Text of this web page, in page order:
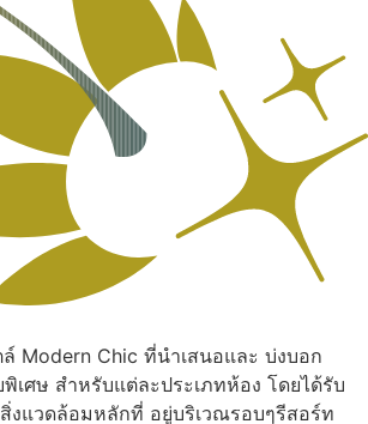
Modern Chic ที่นำเสนอและ บ่งบอก
เศษ สำหรับแต่ละประเภทห้อง โดยได้รับ
งแวดล้อมหลักที่ อยู่บริเวณรอบๆรีสอร์ท